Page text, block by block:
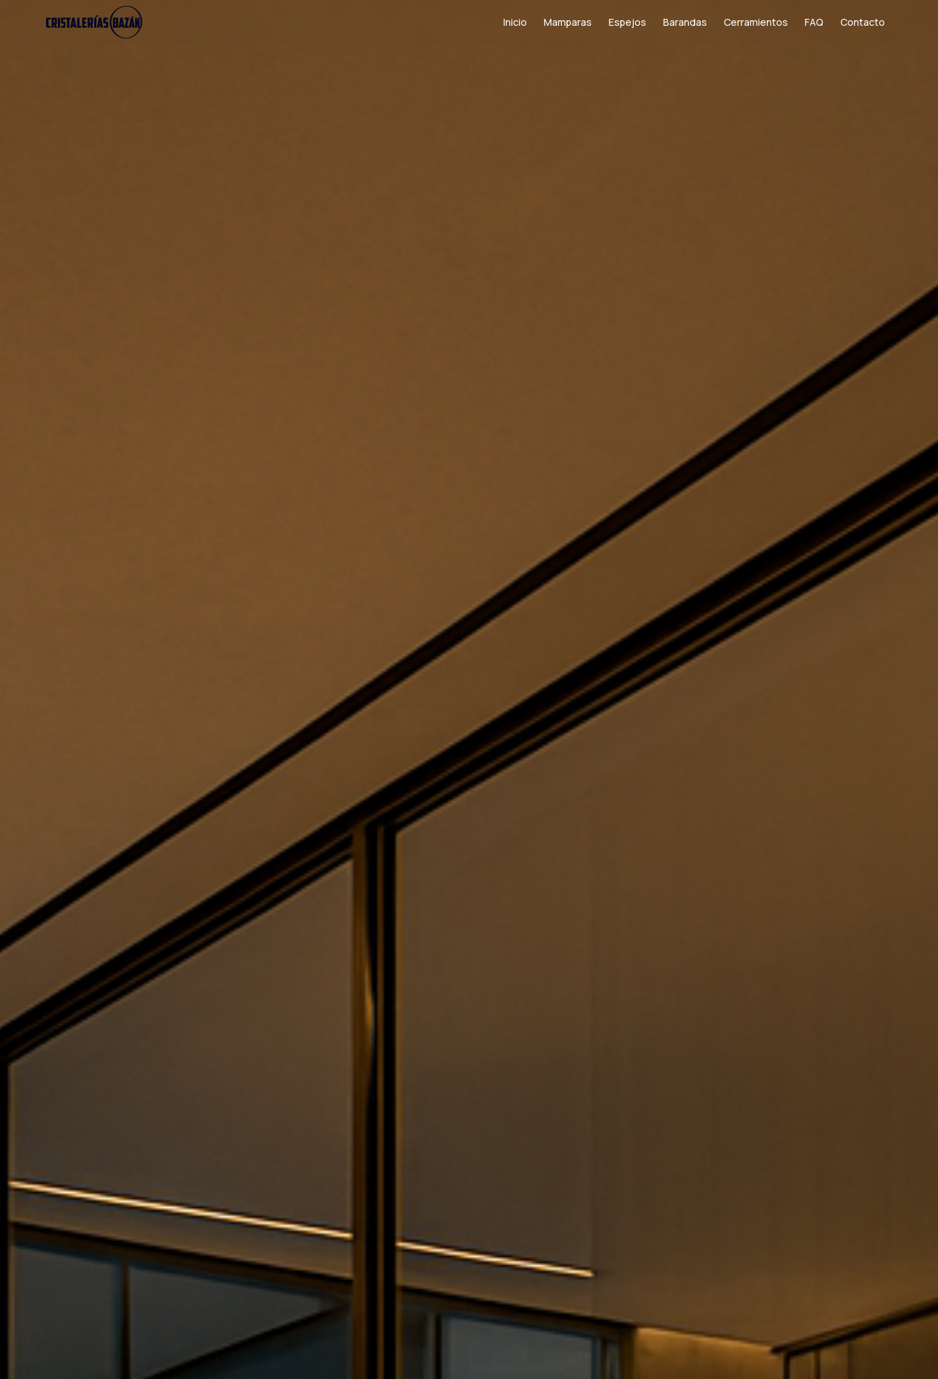
Cristalerías Bazán Inicio Mamparas Espejos Barandas Cerramientos FAQ Contacto